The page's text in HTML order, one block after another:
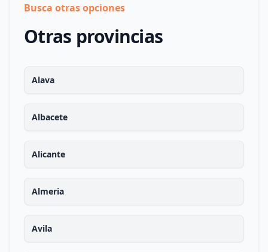
Busca otras opciones
Otras provincias
Alava
Albacete
Alicante
Almeria
Avila